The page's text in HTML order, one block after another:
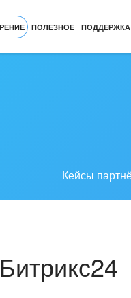
ПОЛЕЗНОЕ ПОДДЕРЖКА
Кейсы